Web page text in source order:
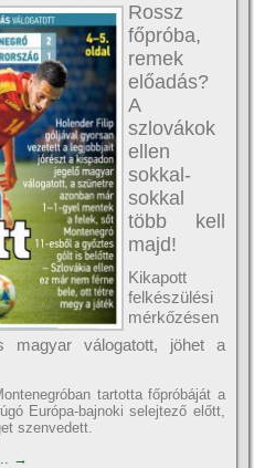
Rossz
főpróba,
remek
előadás?
A
szlovákok
ellen
sokkal-
sokkal
több kell
majd!
Kikapott
felkészülési
mérkőzésen
magyar válogatott, jöhet a
tartotta főpróbáját a
Európa-bajnoki selejtező előtt,
szenvedett.
→